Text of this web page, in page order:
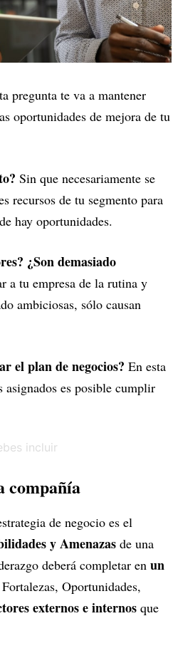
pregunta te va a mantener
oportunidades de mejora de tu
Sin que necesariamente se
recursos de tu segmento para
hay oportunidades.
¿Son demasiado
a tu empresa de la rutina y
ambiciosas, sólo causan
el plan de negocios? En esta
asignados es posible cumplir
compañía
de negocio es el
y Amenazas de una
deberá completar en un
Oportunidades,
externos e internos que